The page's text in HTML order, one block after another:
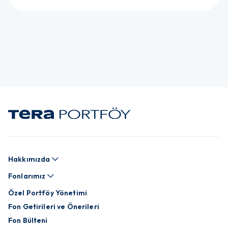
Hakkımızda
Fonlarımız
Özel Portföy Yönetimi
Fon Getirileri ve Önerileri
Fon Bülteni